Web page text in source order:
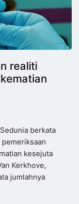
realiti
berkata
kesejuta
Kerkhove,
jumlahnya